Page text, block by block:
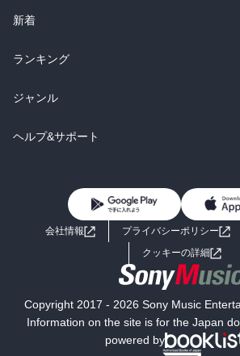
ラノベ
雑誌・グラビア
BL・TL
総合
ラノベ
雑誌・グラビア
BL・TL
新着
総合
ラノベ
雑誌・グラビア
ランキング
総合
ラノベ
ジャンル
コミック
ライトノベル 男子向け
小説
海外小説
ミステリー SF
ヘルプ&サポート
よくあるご質問 お問い合
会社情報 プライバシーポリシー
クッキーの詳細
Copyright 2017 - 2026 Sony Music
Information on the site is for the Japan
powered by